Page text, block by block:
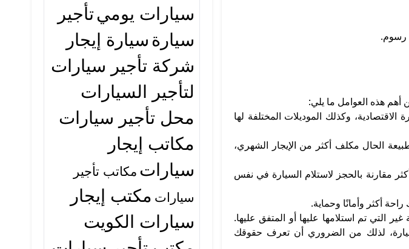
رسوم.
أهم هذه العوامل ما يلي:
الاقتصادية، وكذلك الموديلات المختلفة لها
الحال مكلف أكثر من الإيجار الشهري،
مقارنة بالحجز لاستلام السيارة في نفس
راحة أكثر وأمانًا وحماية.
التي تم استلامها عليها أو المتفق عليها.
لذلك من الضروري أن تعرف حقوقك
سيارات يوميتأجير
سيارة سيارة إيجار
شركة تأجير سيارات
لتأجير السيارات
محل تأجير سيارات
مكاتب إيجار
سيارات مكاتب تأجير
سيارات مكتب إيجار
سيارات الكويت